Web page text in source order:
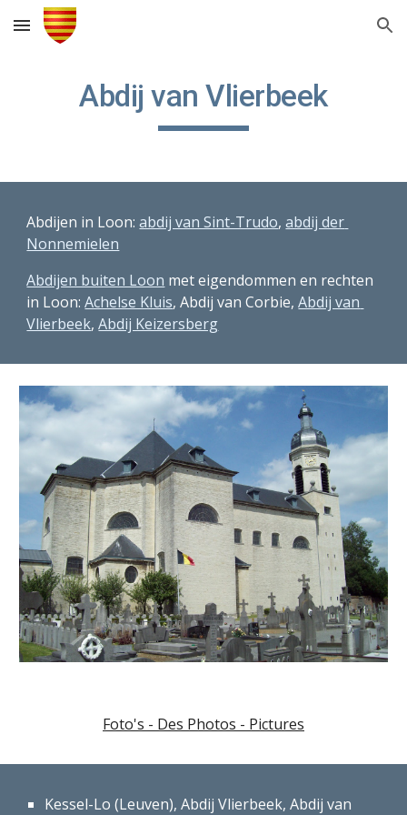
Skip to main content Skip to navigation
Abdij van Vlierbeek
Abdijen in Loon: abdij van Sint-Trudo, abdij der
Nonnemielen
Abdijen buiten Loon met eigendommen en rechten
in Loon: Achelse Kluis, Abdij van Corbie, Abdij van
Vlierbeek, Abdij Keizersberg
Foto's - Des Photos - Pictures
Kessel-Lo (Leuven), Abdij Vlierbeek, Abdij van